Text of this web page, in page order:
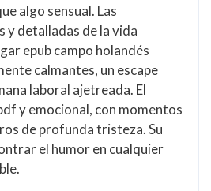
algo sensual. Las
y detalladas de la vida
epub campo holandés
calmantes, un escape
laboral ajetreada. El
y emocional, con momentos
de profunda tristeza. Su
el humor en cualquier